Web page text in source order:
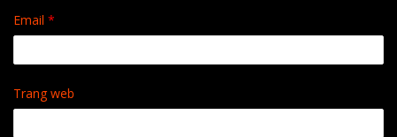
Email *
Trang web